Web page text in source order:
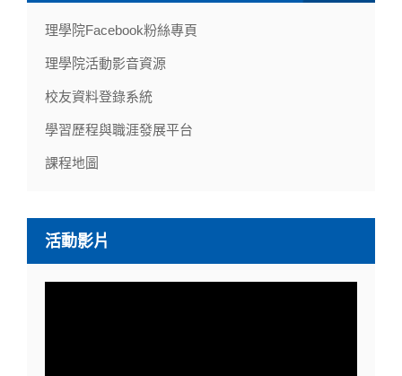
理學院Facebook粉絲專頁
理學院活動影音資源
校友資料登錄系統
學習歷程與職涯發展平台
課程地圖
活動影片